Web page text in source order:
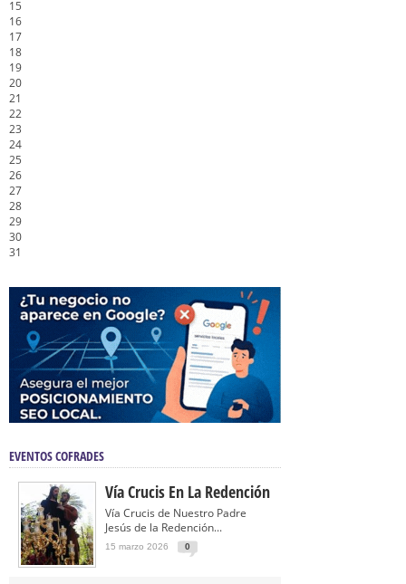
15
16
17
18
19
20
21
22
23
24
25
26
27
28
29
30
31
EVENTOS COFRADES
Vía Crucis En La Redención
Vía Crucis de Nuestro Padre
Jesús de la Redención...
15 marzo 2026 0